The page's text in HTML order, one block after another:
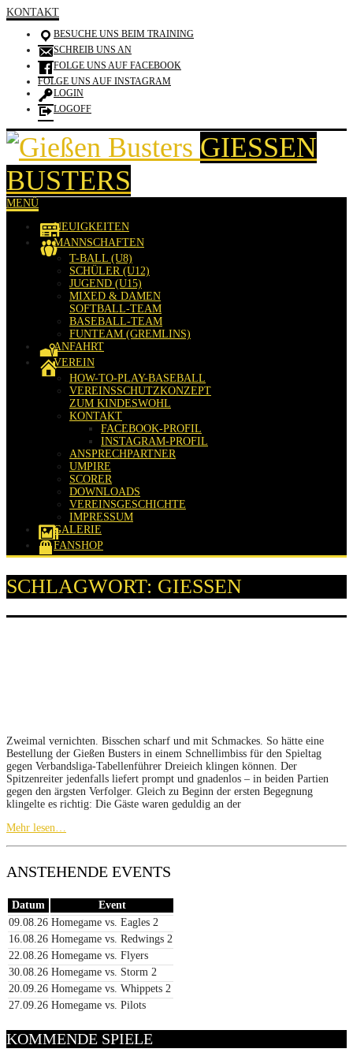
KONTAKT
BESUCHE UNS BEIM TRAINING
SCHREIB UNS AN
FOLGE UNS AUF FACEBOOK
FOLGE UNS AUF INSTAGRAM
LOGIN
LOGOFF
GIESSEN B
USTERS
MENÜ
NEUIGKEITEN
MANNSCHAFTEN
T-BALL (U8)
SCHÜLER (U12)
JUGEND (U15)
MIXED & DAMEN
SOFTBALL-TEAM
BASEBALL-TEAM
FUNTEAM (GREMLINS)
ANFAHRT
VEREIN
HOW-TO-PLAY-BASEBALL
VEREINSSCHUTZKONZEPT
ZUM KINDESWOHL
KONTAKT
FACEBOOK-PROFIL
INSTAGRAM-PROFIL
ANSPRECHPARTNER
UMPIRE
SCORER
DOWNLOADS
VEREINSGESCHICHTE
IMPRESSUM
GALERIE
FANSHOP
SCHLAGWORT: GIESSEN
Zweimal vernichten. Bisschen scharf und mit Schmackes. So hätte eine
Bestellung der Gießen Busters in einem Schnellimbiss für den Spieltag
gegen Verbandsliga-Tabellenführer Dreieich klingen können. Der
Spitzenreiter jedenfalls liefert prompt und gnadenlos – in beiden Partien
gegen den ärgsten Verfolger. Gleich zu Beginn der ersten Begegnung
klingelte es richtig: Die Gäste waren geduldig an der
Mehr lesen…
ANSTEHENDE EVENTS
Datum
Event
09.08.26 Homegame vs. Eagles 2
16.08.26 Homegame vs. Redwings 2
22.08.26 Homegame vs. Flyers
30.08.26 Homegame vs. Storm 2
20.09.26 Homegame vs. Whippets 2
27.09.26 Homegame vs. Pilots
KOMMENDE SPIELE